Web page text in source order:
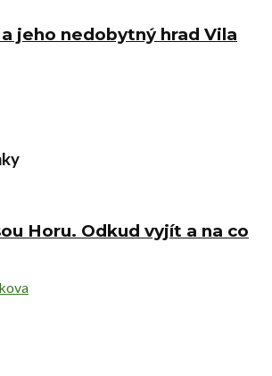
jeho nedobytný hrad Vila
Horu. Odkud vyjít a na co